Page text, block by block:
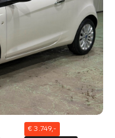
€ 3.749,-